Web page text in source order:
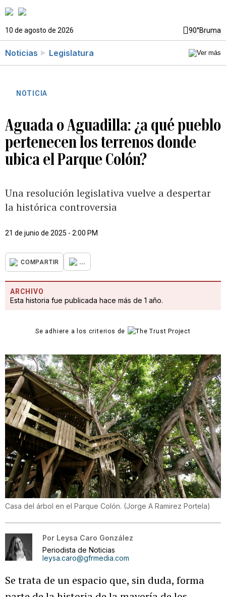
10 de agosto de 2026 90°Bruma
Noticias Legislatura
NOTICIA
Aguada o Aguadilla: ¿a qué pueblo
pertenecen los terrenos donde
ubica el Parque Colón?
Una resolución legislativa vuelve a despertar
la histórica controversia
21 de junio de 2025 - 2:00 PM
COMPARTIR ...
ARCHIVO
Esta historia fue publicada hace más de 1 año.
Se adhiere a los criterios de
Casa del árbol en el Parque Colón. (Jorge A Ramirez Portela)
Por Leysa Caro González
Periodista de Noticias
leysa.caro@gfrmedia.com
Se trata de un espacio que, sin duda, forma